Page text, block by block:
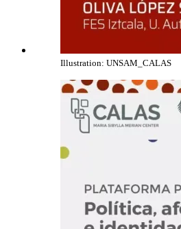
Illustration: UNSAM_CALAS